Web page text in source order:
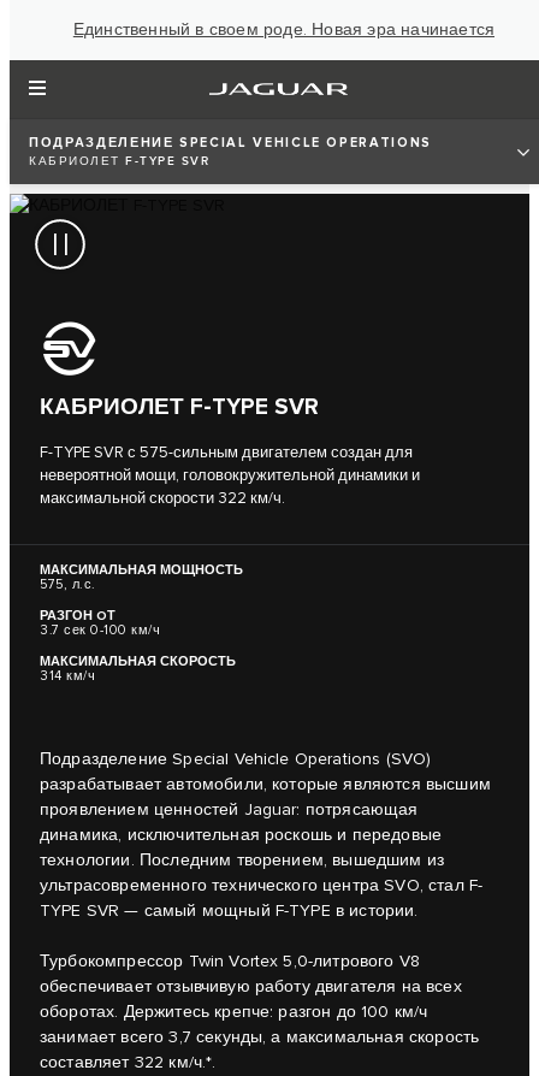
Единственный в своем роде. Новая эра начинается
ПОДРАЗДЕЛЕНИЕ SPECIAL VEHICLE OPERATIONS
КАБРИОЛЕТ F-TYPE SVR
КАБРИОЛЕТ F-TYPE SVR
F-TYPE SVR с 575-сильным двигателем создан для
невероятной мощи, головокружительной динамики и
максимальной скорости 322 км/ч.
МАКСИМАЛЬНАЯ МОЩНОСТЬ
575, л.с.
РАЗГОН OТ
3.7 сек 0-100 км/ч
МАКСИМАЛЬНАЯ СКОРОСТЬ
314 км/ч
Подразделение Special Vehicle Operations (SVO)
разрабатывает автомобили, которые являются высшим
проявлением ценностей Jaguar: потрясающая
динамика, исключительная роскошь и передовые
технологии. Последним творением, вышедшим из
ультрасовременного технического центра SVO, стал F-
TYPE SVR — самый мощный F-TYPE в истории.
Турбокомпрессор Twin Vortex 5,0-литрового V8
обеспечивает отзывчивую работу двигателя на всех
оборотах. Держитесь крепче: разгон до 100 км/ч
занимает всего 3,7 секунды, а максимальная скорость
составляет 322 км/ч.*.